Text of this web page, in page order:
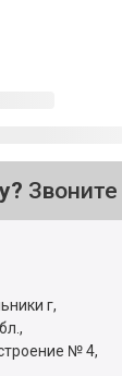
Звоните
г,
,
№ 4,